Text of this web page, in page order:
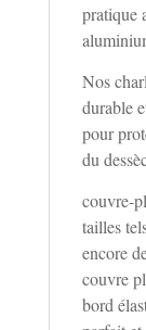
pratique
Nos
durable
pour
du
couvre-
tailles
encore
couvre
bord